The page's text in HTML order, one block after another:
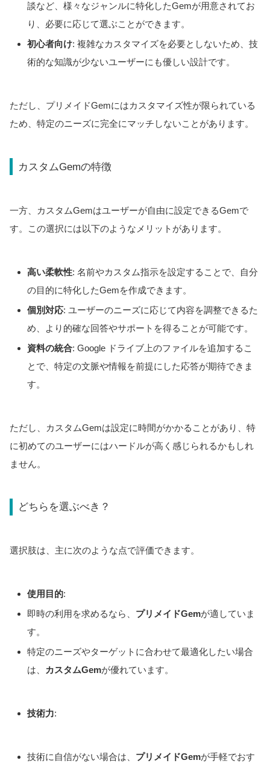
談など、様々なジャンルに特化したGemが用意されてお
り、必要に応じて選ぶことができます。
初心者向け: 複雑なカスタマイズを必要としないため、技
術的な知識が少ないユーザーにも優しい設計です。
ただし、プリメイドGemにはカスタマイズ性が限られている
ため、特定のニーズに完全にマッチしないことがあります。
カスタムGemの特徴
一方、カスタムGemはユーザーが自由に設定できるGemで
す。この選択には以下のようなメリットがあります。
高い柔軟性: 名前やカスタム指示を設定することで、自分
の目的に特化したGemを作成できます。
個別対応: ユーザーのニーズに応じて内容を調整できるた
め、より的確な回答やサポートを得ることが可能です。
資料の統合: Google ドライブ上のファイルを追加するこ
とで、特定の文脈や情報を前提にした応答が期待できま
す。
ただし、カスタムGemは設定に時間がかかることがあり、特
に初めてのユーザーにはハードルが高く感じられるかもしれ
ません。
どちらを選ぶべき？
選択肢は、主に次のような点で評価できます。
使用目的:
即時の利用を求めるなら、 プリメイドGemが適していま
す。
特定のニーズやターゲットに合わせて最適化したい場合
は、
カスタムGemが優れています。
技術力:
技術に自信がない場合は、 プリメイドGemが手軽でおす